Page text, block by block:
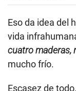
Eso da idea del
vida
cuatro maderas,
mucho frío.
Escasez de